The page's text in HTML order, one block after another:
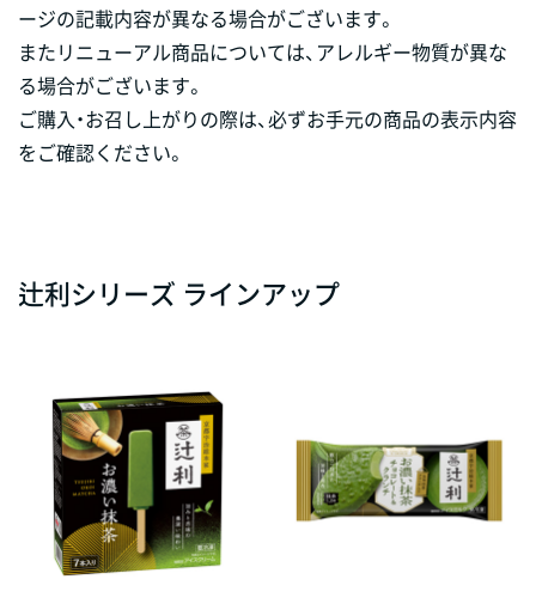
ージの記載内容が異なる場合がございます。
またリニューアル商品については、アレルギー物質が異な
る場合がございます。
ご購入・お召し上がりの際は、必ずお手元の商品の表示内容
をご確認ください。
辻󠄀利シリーズ ラインアップ